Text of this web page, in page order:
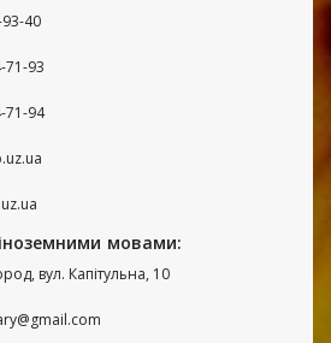
93-40
71-93
71-94
мовами:
вул. Капітульна, 10